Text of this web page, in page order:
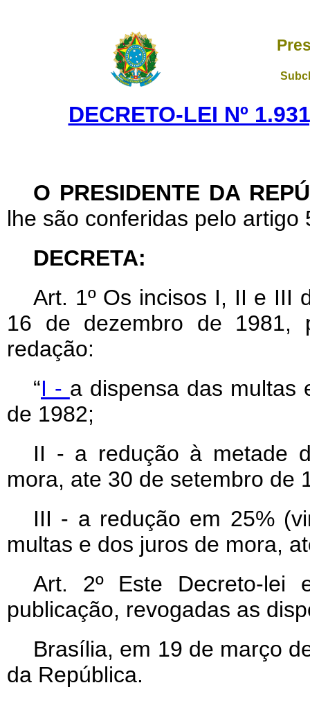
DECRETO-LEI Nº
O PRESIDENTE DA
lhe são conferidas pelo
DECRETA:
Art. 1º Os incisos I, II e III
16 de dezembro de 1981,
redação:
“I - a dispensa das multas
de 1982;
II - a redução à metade
mora, ate 30 de setembro de
III - a redução em 25%
multas e dos juros de mora,
Art. 2º Este Decreto-lei
publicação, revogadas as
Brasília, em 19 de março
da República.